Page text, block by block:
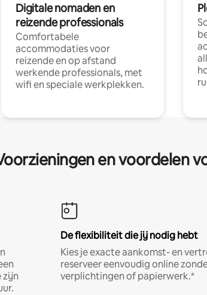
Digitale nomaden en
reizende professionals
Comfortabele
accommodaties voor
reizende en op afstand
werkende professionals, met
wifi en speciale werkplekken.
en voordelen
zijn
De flexibiliteit die jij nodig hebt
Kies je exacte aankomst- en
reserveer eenvoudig online
verplichtingen of papierwerk.*